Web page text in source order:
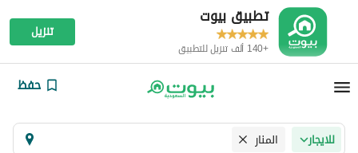
تطبيق بيوت
+140 ألف تنزيل للتطبيق
تنزيل
حفظ
للايجار المنار